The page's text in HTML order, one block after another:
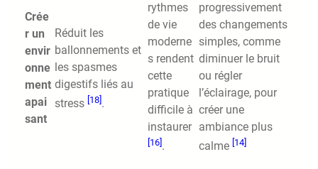
Crée
r un
envir
onne
ment
apai
sant
Réduit les
ballonnements et
les spasmes
digestifs liés au
stress [18] .
rythmes
de vie
moderne
s rendent
cette
pratique
difficile à
instaurer
[16] .
progressivement
des changements
simples, comme
diminuer le bruit
ou régler
l’éclairage, pour
créer une
ambiance plus
calme [14]